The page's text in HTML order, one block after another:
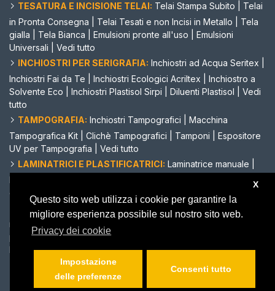
Questo sito web utilizza i cookie per garantire la
migliore esperienza possibile sul nostro sito web.
Privacy dei cookie
X
Impostazione
delle preferenze
Consenti tutto
TESATURA E INCISIONE TELAI: Telai Stampa Subito
Telai
in Pronta Consegna
Telai Tesati e non Incisi in Metallo
Tela
gialla
Tela Bianca Emulsioni pronte all'uso
Emulsioni
Universali
Vedi tutto
INCHIOSTRI PER SERIGRAFIA: Inchiostri ad Acqua Seritex
Inchiostri Fai da Te
Inchiostri Ecologici Acriltex
Inchiostro a
Solvente Eco
Inchiostri Plastisol Sirpi Diluenti Plastisol
Vedi
tutto
TAMPOGRAFIA: Inchiostri Tampografici
Macchina
Tampografica Kit
Clichè Tampografici Tamponi
Espositore
UV per Tampografia
Vedi tutto
LAMINATRICI E PLASTIFICATRICI: Laminatrice manuale
Laminatrice automatica
depliant
TAGLIACARTE E CORDONATRICI MANUALI:
Tagliacarte
manuale A3
per la carta|Plotter da taglio
Ricambio|Vedi tutto
Powered by Keygadgets - Copyright 2010 - 2026